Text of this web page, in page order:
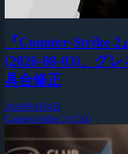
『Counter-Strike
(2026-08-03)、グ
具合修正
2026年8月4日
Counter-Strike 2 (CS2)